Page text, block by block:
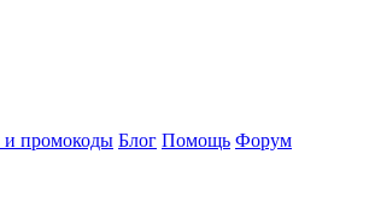
промокоды Блог Помощь Форум